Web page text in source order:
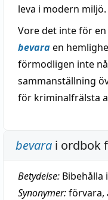
leva i modern miljö.
Vore det inte för
bevaraen
förmodligen inte
sammanställning
för kriminalfrälsta
bevara i ordbok
Betydelse: Bibehålla
Synonymer:förvara,